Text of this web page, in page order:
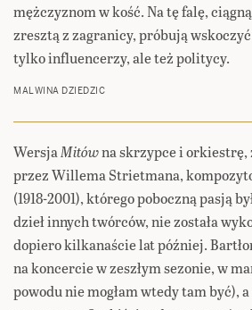
mężczyznom w kość. Na tę falę,
zresztą z zagranicy, próbują
tylko influencerzy, ale też politycy.
MALWINA DZIEDZIC
WersjaMitówna skrzypce i
przez Willema Strietmana,
(1918-2001), którego poboczną pasją
dzieł innych twórców, nie została
dopiero kilkanaście lat później.
na koncercie w zeszłym sezonie, w
powodu nie mogłam wtedy tam być),